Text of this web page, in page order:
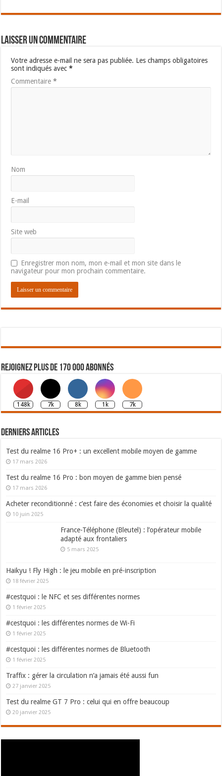
Laisser un commentaire
Votre adresse e-mail ne sera pas publiée. Les champs obligatoires
sont indiqués avec*
Commentaire*
Nom
E-mail
Site web
Enregistrer mon nom, mon e-mail et mon site dans le
navigateur pour mon prochain commentaire.
Rejoignez plus de 170 000 abonnés
148k 7k 8k 1k 7k
Derniers articles
Test du realme 16 Pro+ : un excellent mobile moyen de gamme
17 mars 2026
Test du realme 16 Pro : bon moyen de gamme bien pensé
17 mars 2026
Acheter reconditionné : c’est faire des économies et choisir la qualité
10 juin 2025
France-Téléphone (Bleutel) : l’opérateur mobile
adapté aux frontaliers
5 mars 2025
Haikyu ! Fly High : le jeu mobile en pré-inscription
18 février 2025
#cestquoi : le NFC et ses différentes normes
1 février 2025
#cestquoi : les différentes normes de Wi-Fi
1 février 2025
#cestquoi : les différentes normes de Bluetooth
1 février 2025
Traffix : gérer la circulation n’a jamais été aussi fun
27 janvier 2025
Test du realme GT 7 Pro : celui qui en offre beaucoup
20 janvier 2025